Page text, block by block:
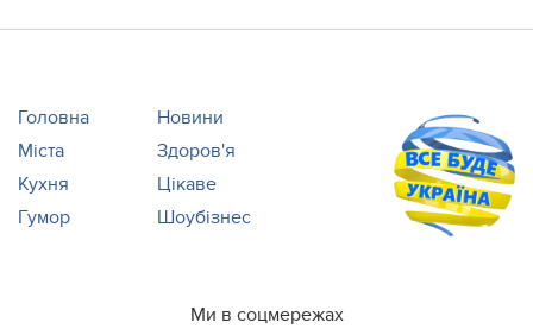
Головна
Новини
Міста
Здоров'я
Кухня
Цікаве
Гумор
Шоубізнес
Ми в соцмережах